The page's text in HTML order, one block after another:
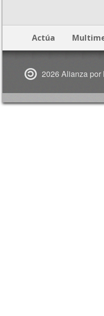
Actúa
2026 Alianza